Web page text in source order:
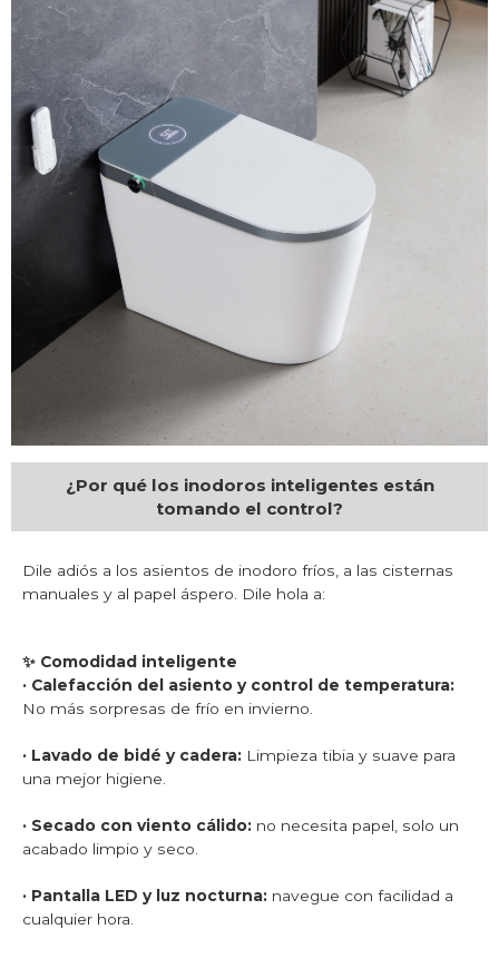
¿Por qué los inodoros inteligentes están
tomando el control?
Dile adiós a los asientos de inodoro fríos, a las cisternas
manuales y al papel áspero. Dile hola a:
✨ Comodidad inteligente
· Calefacción del asiento y control de temperatura:
No más sorpresas de frío en invierno.
· Lavado de bidé y cadera: Limpieza tibia y suave para
una mejor higiene.
· Secado con viento cálido: no necesita papel, solo un
acabado limpio y seco.
· Pantalla LED y luz nocturna: navegue con facilidad a
cualquier hora.